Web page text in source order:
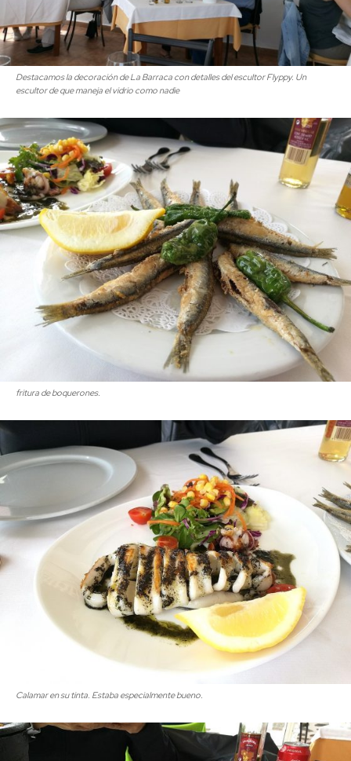
Destacamos la decoración de La Barraca con detalles del escultor Flyppy. Un
escultor de que maneja el vidrio como nadie
fritura de boquerones.
Calamar en su tinta. Estaba especialmente bueno.